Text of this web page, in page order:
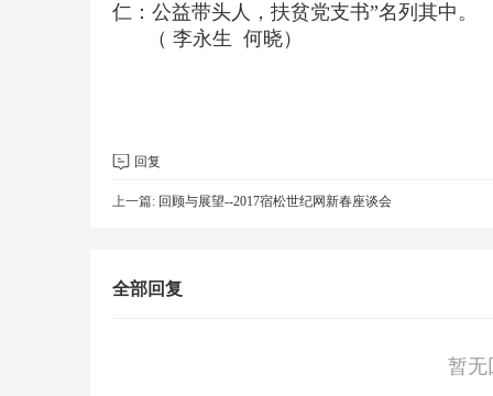
仁：公益带头人，扶贫党支书”名列其中。
（ 李永生 何晓）
回复
上一篇: 回顾与展望--2017宿松世纪网新春座谈会
全部回复
暂无